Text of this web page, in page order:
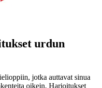
urdun
jotka auttavat sinua
oikein. Harjoitukset